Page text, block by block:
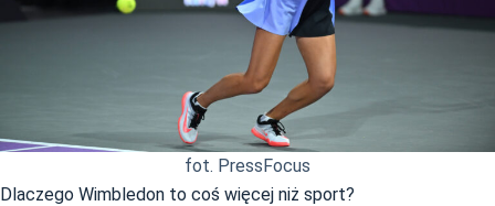
fot. PressFocus
Dlaczego Wimbledon to coś więcej niż sport?